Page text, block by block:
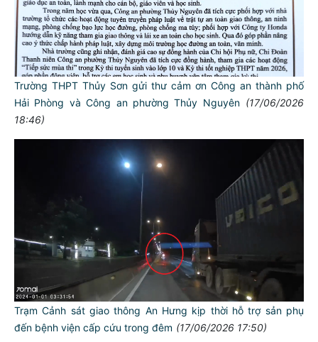
Trường THPT Thủy Sơn gửi thư cảm ơn Công an thành phố
Hải Phòng và Công an phường Thủy Nguyên (17/06/2026
18:46)
Trạm Cảnh sát giao thông An Hưng kịp thời hỗ trợ sản phụ
đến bệnh viện cấp cứu trong đêm (17/06/2026 17:50)